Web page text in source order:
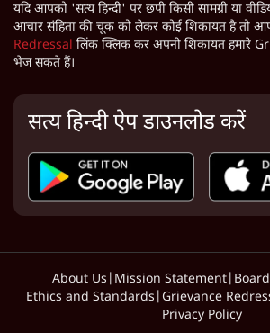
यदि आपको 'सत्य हिन्दी' पर छपी किसी सामग्री या
आचार संहिता की चूक को लेकर कोई शिकायत है तो
Redressal लिंक क्लिक कर अपनी शिकायत हमारे
भेज सकते हैं।
सत्य हिन्दी ऐप डाउनलोड करें
About Us Mission Statement
Ethics and Standards Grievance
Privacy Policy